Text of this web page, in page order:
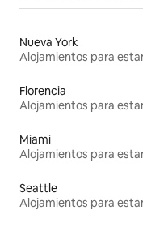
Nueva York
Florencia
Miami
Seattle